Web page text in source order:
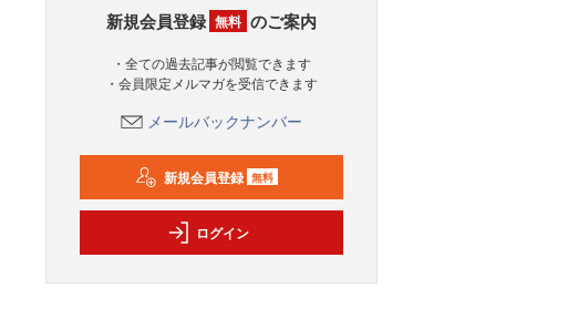
新規会員登録 無料 のご案内
・全ての過去記事が閲覧できます
・会員限定メルマガを受信できます
メールバックナンバー
新規会員登録 無料
ログイン